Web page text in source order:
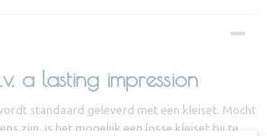
a lasting impression
standaard geleverd met een kleiset. Mocht
zijn, is het mogelijk een losse kleiset bij te